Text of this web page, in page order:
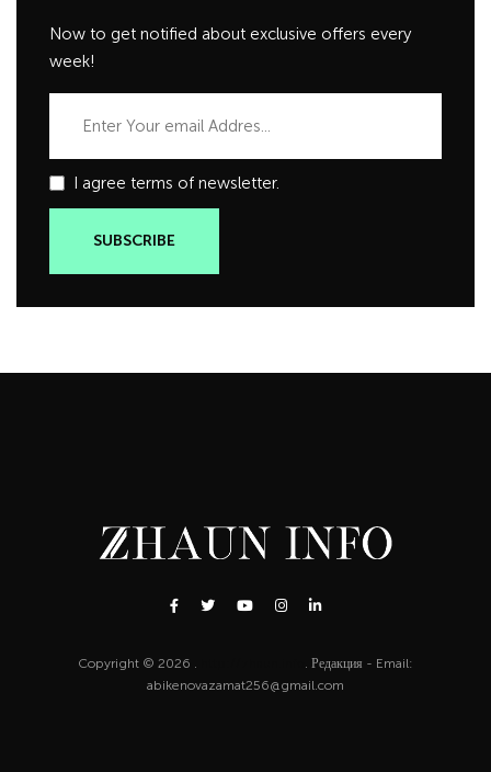
Now to get notified about exclusive offers every
week!
I agree terms of newsletter.
Copyright © 2026 .
. Редакция - Email:
abikenovazamat256@gmail.com